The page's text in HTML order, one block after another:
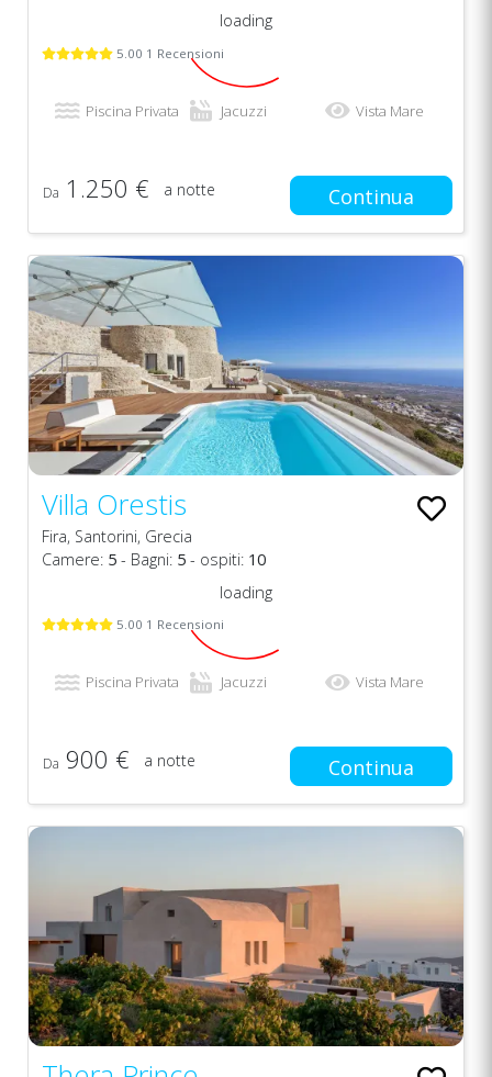
5.00 1 Recensioni
loading
Piscina Privata Jacuzzi Vista Mare
Da 1.250 € a notte Continua
Villa Orestis
Fira, Santorini, Grecia
Camere: 5 - Bagni: 5 - ospiti: 10
5.00 1 Recensioni
loading
Piscina Privata Jacuzzi Vista Mare
Da 900 € a notte Continua